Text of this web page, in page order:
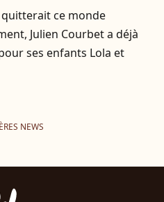
quitterait ce monde
Julien Courbet a déjà
ses enfants Lola et
NEWS